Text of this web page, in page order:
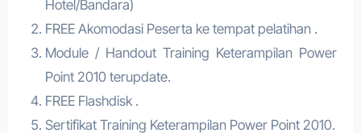
Hotel/Bandara)
FREE Akomodasi Peserta ke tempat pelatihan .
Module / Handout Training Keterampilan Power
Point 2010 terupdate.
FREE Flashdisk .
Sertifikat Training Keterampilan Power Point 2010.